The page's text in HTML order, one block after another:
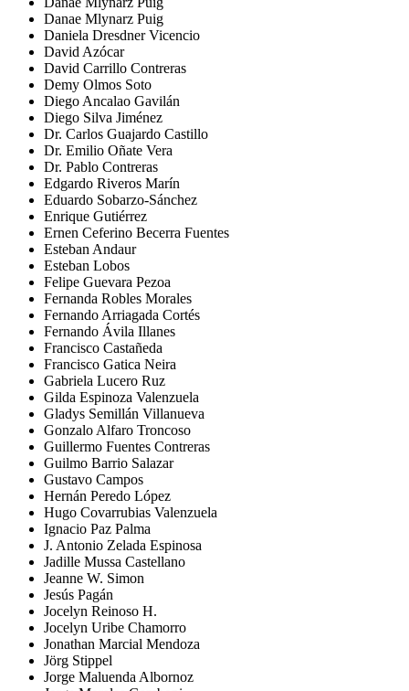
Danae Mlynarz Puig
Daniela Dresdner Vicencio
David Azócar
David Carrillo Contreras
Demy Olmos Soto
Diego Ancalao Gavilán
Diego Silva Jiménez
Dr. Carlos Guajardo Castillo
Dr. Emilio Oñate Vera
Dr. Pablo Contreras
Edgardo Riveros Marín
Eduardo Sobarzo-Sánchez
Enrique Gutiérrez
Ernen Ceferino Becerra Fuentes
Esteban Andaur
Esteban Lobos
Felipe Guevara Pezoa
Fernanda Robles Morales
Fernando Arriagada Cortés
Fernando Ávila Illanes
Francisco Castañeda
Francisco Gatica Neira
Gabriela Lucero Ruz
Gilda Espinoza Valenzuela
Gladys Semillán Villanueva
Gonzalo Alfaro Troncoso
Guillermo Fuentes Contreras
Guilmo Barrio Salazar
Gustavo Campos
Hernán Peredo López
Hugo Covarrubias Valenzuela
Ignacio Paz Palma
J. Antonio Zelada Espinosa
Jadille Mussa Castellano
Jeanne W. Simon
Jesús Pagán
Jocelyn Reinoso H.
Jocelyn Uribe Chamorro
Jonathan Marcial Mendoza
Jörg Stippel
Jorge Maluenda Albornoz